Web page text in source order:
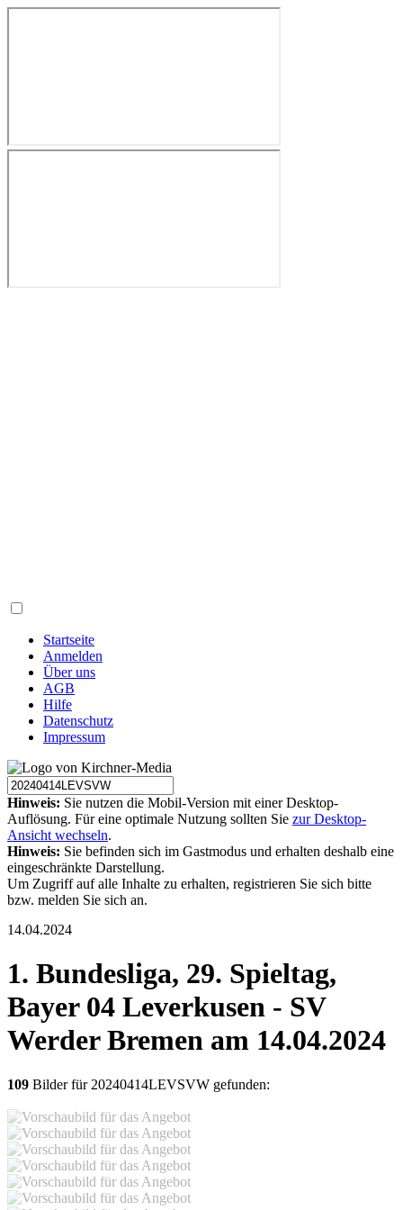
Startseite
Anmelden
Über uns
AGB
Hilfe
Datenschutz
Impressum
Hinweis: Sie nutzen die Mobil-Version mit einer Desktop-
Auflösung. Für eine optimale Nutzung sollten Sie zur Desktop-
Ansicht wechseln.
Hinweis: Sie befinden sich im Gastmodus und erhalten deshalb eine
eingeschränkte Darstellung.
Um Zugriff auf alle Inhalte zu erhalten, registrieren Sie sich bitte
bzw. melden Sie sich an.
14.04.2024
1. Bundesliga, 29. Spieltag,
Bayer 04 Leverkusen - SV
Werder Bremen am 14.04.2024
109 Bilder für 20240414LEVSVW gefunden: